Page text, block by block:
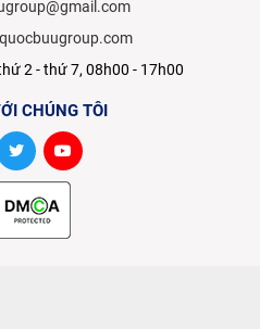
2 - thứ 7, 08h00 - 17h00
CHÚNG TÔI